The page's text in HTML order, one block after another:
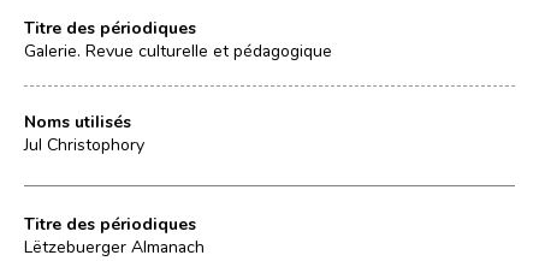
Titre des périodiques
Galerie. Revue culturelle et pédagogique
Noms utilisés
Jul Christophory
Titre des périodiques
Lëtzebuerger Almanach